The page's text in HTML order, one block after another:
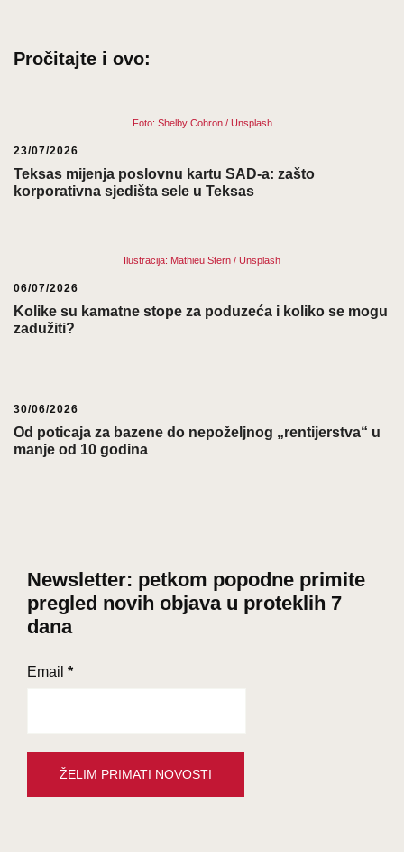
Pročitajte i ovo:
Foto: Shelby Cohron / Unsplash
23/07/2026
Teksas mijenja poslovnu kartu SAD-a: zašto
korporativna sjedišta sele u Teksas
Ilustracija: Mathieu Stern / Unsplash
06/07/2026
Kolike su kamatne stope za poduzeća i koliko se mogu
zadužiti?
30/06/2026
Od poticaja za bazene do nepoželjnog „rentijerstva“ u
manje od 10 godina
Newsletter: petkom popodne primite
pregled novih objava u proteklih 7
dana
Email *